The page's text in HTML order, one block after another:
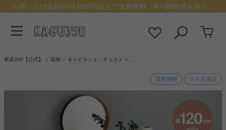
お買い上げ金額が11,000円以上で送料無料（※一部地域を除く）
家具350【公式】 収納 キャビネット・チェスト
送料無料 ３ヶ月保証